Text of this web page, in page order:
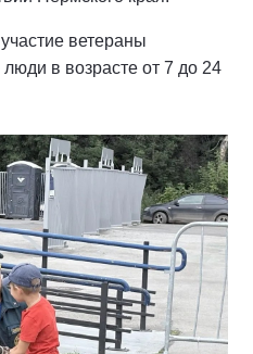
ветераны
в возрасте от 7 до 24